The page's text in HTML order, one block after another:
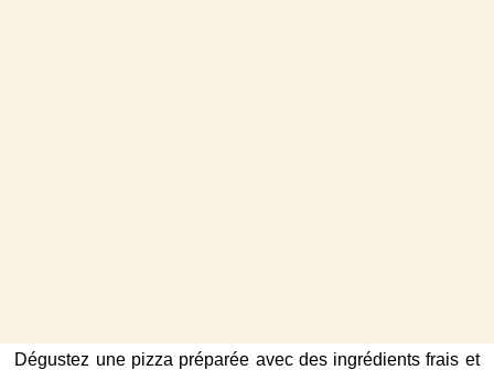
Dégustez une pizza préparée avec des ingrédients frais et